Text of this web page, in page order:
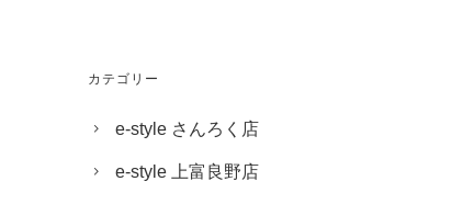
カテゴリー
e-style さんろく店
e-style 上富良野店